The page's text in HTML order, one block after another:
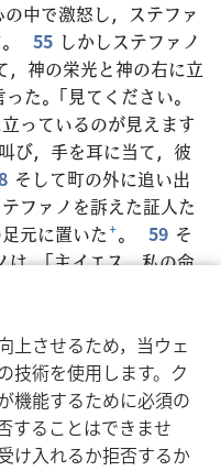
上させるため，当ウェ
技術を使用します。ク
機能するために必須の
することはできませ
け入れるか拒否するか
中で激怒し，ステファ
。 55 しかしステファノ
，神の栄光と神の右に立
た。「見てください。
っているのが見えます
び，手を耳に当て，彼
そして町の外に追い出
ファノを訴えた証人た
元に置いた+。 59 そ
，「主イエス，私の命
。
を彼らに負わせないで
から，死の眠りに就い